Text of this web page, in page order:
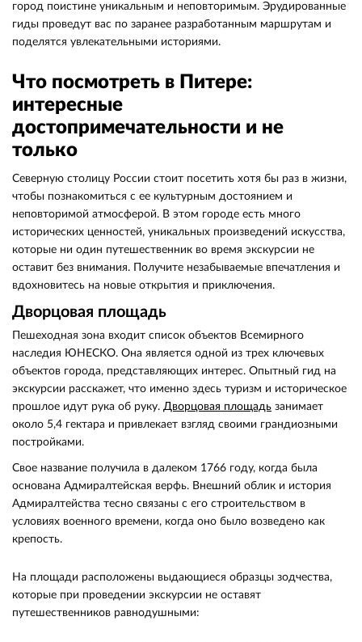
город поистине уникальным и неповторимым. Эрудированные
гиды проведут вас по заранее разработанным маршрутам и
поделятся увлекательными историями.
Что посмотреть в Питере:
интересные
достопримечательности и не
только
Северную столицу России стоит посетить хотя бы раз в жизни,
чтобы познакомиться с ее культурным достоянием и
неповторимой атмосферой. В этом городе есть много
исторических ценностей, уникальных произведений искусства,
которые ни один путешественник во время экскурсии не
оставит без внимания. Получите незабываемые впечатления и
вдохновитесь на новые открытия и приключения.
Дворцовая площадь
Пешеходная зона входит список объектов Всемирного
наследия ЮНЕСКО. Она является одной из трех ключевых
объектов города, представляющих интерес. Опытный гид на
экскурсии расскажет, что именно здесь туризм и историческое
прошлое идут рука об руку. Дворцовая площадь занимает
около 5,4 гектара и привлекает взгляд своими грандиозными
постройками.
Свое название получила в далеком 1766 году, когда была
основана Адмиралтейская верфь. Внешний облик и история
Адмиралтейства тесно связаны с его строительством в
условиях военного времени, когда оно было возведено как
крепость.
На площади расположены выдающиеся образцы зодчества,
которые при проведении экскурсии не оставят
путешественников равнодушными: